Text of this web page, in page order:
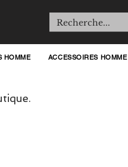
HOMME ACCESSOIRES HOMME